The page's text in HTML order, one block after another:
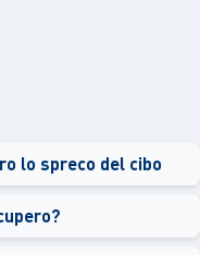
lo spreco del cibo